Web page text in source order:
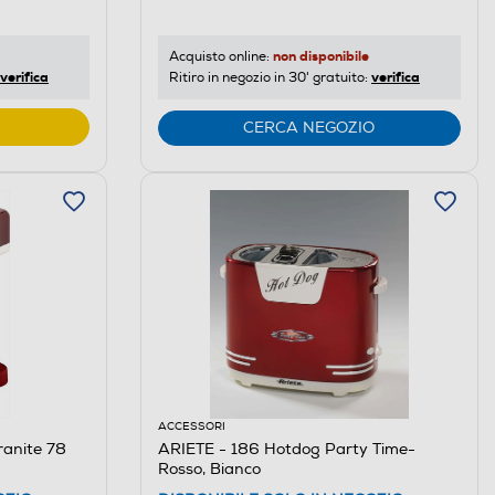
verifica
Acquisto online: non disponibile
Ritiro in negozio in 30' gratuito: verifica
CERCA NEGOZIO
78
ACCESSORI
ARIETE - 186 Hotdog Party Time-
Rosso, Bianco